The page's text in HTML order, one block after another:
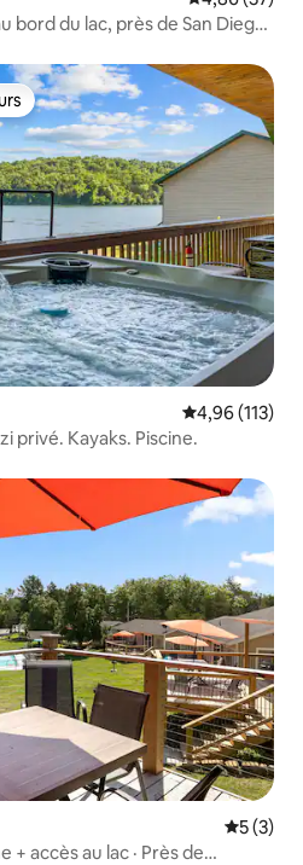
bord du lac, près de San Diego
les plus appréciés
Évaluation
4,96 (113)
privé. Kayaks. Piscine.
5 (3)
+ accès au lac · Près de